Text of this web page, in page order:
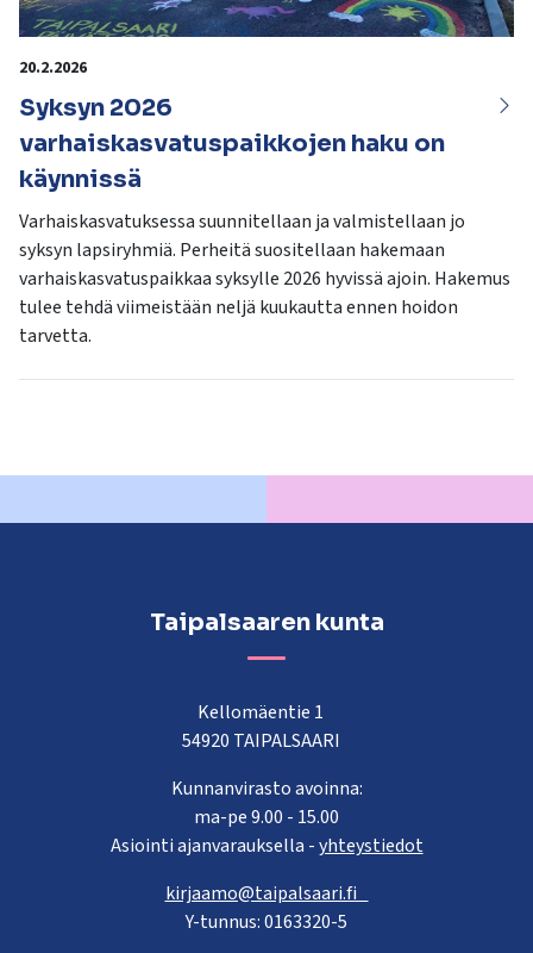
20.2.2026
Syksyn 2026
varhaiskasvatuspaikkojen haku on
käynnissä
Varhaiskasvatuksessa suunnitellaan ja valmistellaan jo
syksyn lapsiryhmiä. Perheitä suositellaan hakemaan
varhaiskasvatuspaikkaa syksylle 2026 hyvissä ajoin. Hakemus
tulee tehdä viimeistään neljä kuukautta ennen hoidon
tarvetta.
Taipalsaaren kunta
Kellomäentie 1
54920 TAIPALSAARI
Kunnanvirasto avoinna:
ma-pe 9.00 - 15.00
Asiointi ajanvarauksella -yhteystiedot
kirjaamo@taipalsaari.fi
Y-tunnus: 0163320-5